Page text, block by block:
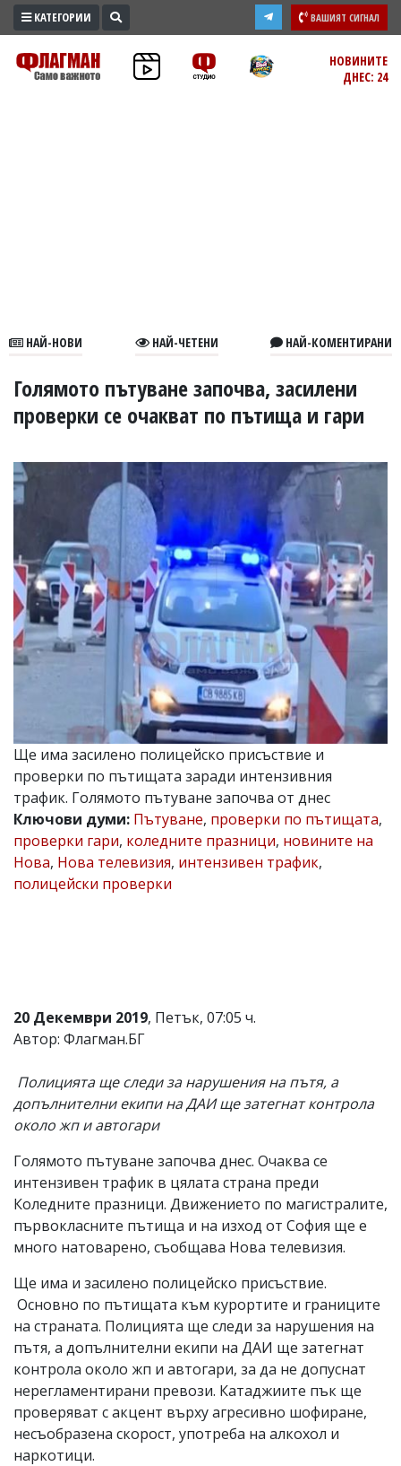
ПРОМО
ЗОНА
В
УКРАЙНА
СПОРТ
РАЗСЛЕДВАНЕ
БИЗНЕС
Управители:
Веселин
Василев,
email:
v.vasilev@flagman.bg
Катя
Касабова,
k.kassabova@flagman.bg
Иван
Колев,
email:
office@flagman.bg
Коментарите
под
статиите
се
въвеждат
за
тях!
Ако
обиден
за
вас
коментар,
сигнализирайте
ни!
КАТЕГОРИИ ВАШИЯТ СИГНАЛ
НОВИНИТЕ
ДНЕС: 24
НАЙ-НОВИ НАЙ-ЧЕТЕНИ НАЙ-КОМЕНТИРАНИ
Голямото пътуване започва, засилени
проверки се очакват по пътища и гари
Ще има засилено полицейско присъствие и
проверки по пътищата заради интензивния
трафик. Голямото пътуване започва от днес
Ключови думи: Пътуване, проверки по пътищата,
проверки гари, коледните празници, новините на
Нова, Нова телевизия, интензивен трафик,
полицейски проверки
20 Декември 2019, Петък, 07:05 ч.
Автор: Флагман.БГ
Полицията ще следи за нарушения на пътя, а
допълнителни екипи на ДАИ ще затегнат контрола
около жп и автогари
Голямото пътуване започва днес. Очаква се
интензивен трафик в цялата страна преди
Коледните празници. Движението по магистралите,
първокласните пътища и на изход от София ще е
много натоварено, съобщава Нова телевизия.
Ще има и засилено полицейско присъствие.
Основно по пътищата към курортите и границите
на страната. Полицията ще следи за нарушения на
пътя, а допълнителни екипи на ДАИ ще затегнат
контрола около жп и автогари, за да не допуснат
нерегламентирани превози. Катаджиите пък ще
проверяват с акцент върху агресивно шофиране,
несъoбразенa скорост, употреба на алкохол и
наркотици.